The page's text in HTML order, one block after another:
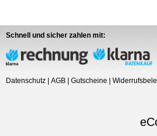
Schnell und sicher zahlen mit:
Datenschutz AGB Gutscheine